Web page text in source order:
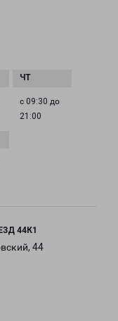
с 09:30 до
21:00
44К1
44